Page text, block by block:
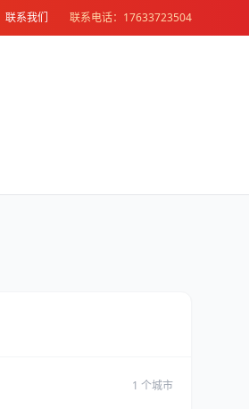
联系我们 联系电话：17633723504
1 个城市